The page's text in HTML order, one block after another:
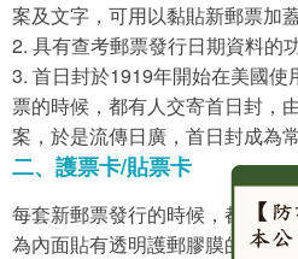
案及文字，可用以黏貼新郵票加
2. 具有查考郵票發行日期資料的功
3. 首日封於1919年開始在美國
票的時候，都有人交寄首日封，
案，於是流傳日廣，首日封成為
二、護票卡/貼票卡
每套新郵票發行的時候，都會印
為內面貼有透明護郵膠膜的插票